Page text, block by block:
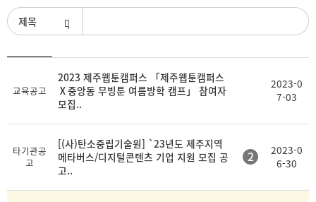
검색조건
목 부 록
교육공고
2023 제주웹툰캠퍼스 「제주웹툰캠퍼스
Ⅹ중앙동 무빙툰 여름방학 캠프」 참여자
모집..
2023-0
7-03
타기관공
고
[(사)탄소중립기술원] `23년도 제주지역
메타버스/디지털콘텐츠 기업 지원 모집 공
고..
2
2023-0
6-30